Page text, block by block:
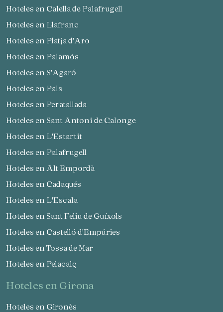
Hoteles en Calella de Palafrugell
Hoteles en Llafranc
Hoteles en Platja d'Aro
Hoteles en Palamós
Hoteles en S'Agaró
Hoteles en Pals
Hoteles en Peratallada
Hoteles en Sant Antoni de Calonge
Hoteles en L'Estartit
Hoteles en Palafrugell
Hoteles en Alt Empordà
Hoteles en Cadaqués
Hoteles en L'Escala
Hoteles en Sant Feliu de Guíxols
Hoteles en Castelló d'Empúries
Hoteles en Tossa de Mar
Hoteles en Pelacalç
hoteles en Girona
Hoteles en Gironès